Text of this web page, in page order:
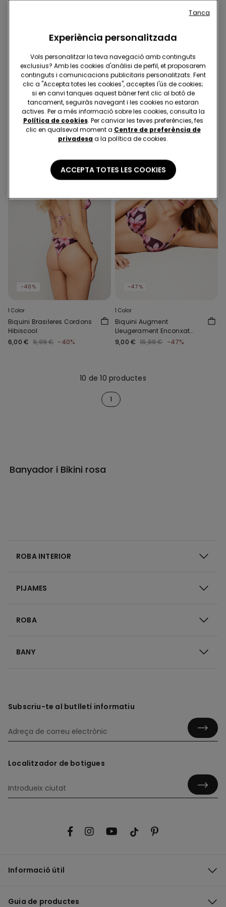
-40%
Biquini Brasileres Sunny
Days
6,00 € 9,99 € -40%
-47%
1 Color
Biquini Balcó Sunny Days
9,00 € 16,99 € -47%
-40%
1 Color
Biquini Brasileres Cordons
Hibiscool
6,00 € 9,99 € -40%
-47%
1 Color
Biquini Augment
Lleugerament Enconxat
Hibiscool
9,00 € 16,99 € -47%
10 de 10 productes
1
Banyador i Bikini rosa
ROBA INTERIOR
PIJAMES
ROBA
BANY
Subscriu-te al butlletí informatiu
Localitzador de botigues
Informació útil
Guia de productes
Experiència personalitzada
Vols personalitzar la teva navegació amb continguts
exclusius? Amb les cookies d'anàlisi de perfil, et proposarem
continguts i comunicacions publicitaris personalitzats. Fent
clic a "Accepta totes les cookies", acceptes l'ús de cookies;
si en canvi tanques aquest bàner fent clic al botó de
tancament, seguiràs navegant i les cookies no estaran
actives. Per a més informació sobre les cookies, consulta la
Política de cookies. Per canviar les teves preferències, fes
clic en qualsevol moment a Centre de preferència de
privadesa a la política de cookies.
ACCEPTA TOTES LES COOKIES
Tanca